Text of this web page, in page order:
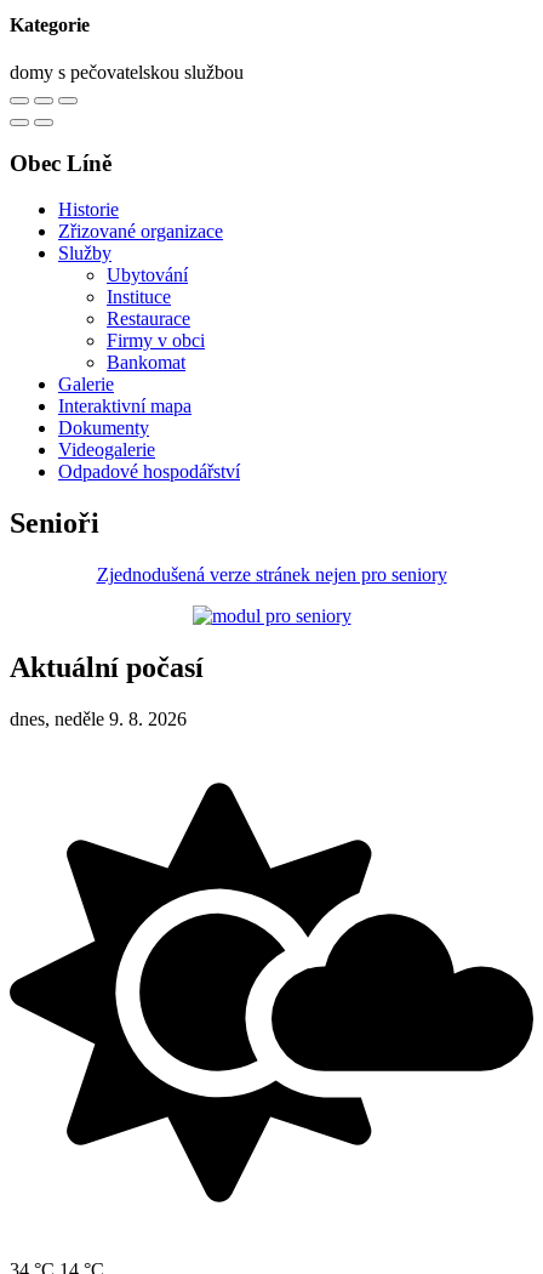
Kategorie
domy s pečovatelskou službou
Obec Líně
Historie
Zřizované organizace
Služby
Ubytování
Instituce
Restaurace
Firmy v obci
Bankomat
Galerie
Interaktivní mapa
Dokumenty
Videogalerie
Odpadové hospodářství
Senioři
Zjednodušená verze stránek nejen pro seniory
Aktuální počasí
dnes, neděle 9. 8. 2026
34 °C 14 °C